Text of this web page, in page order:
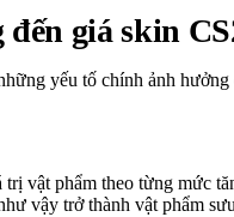
giá skin
yếu tố chính ảnh
vật phẩm theo từng mức
vậy trở thành vật phẩm